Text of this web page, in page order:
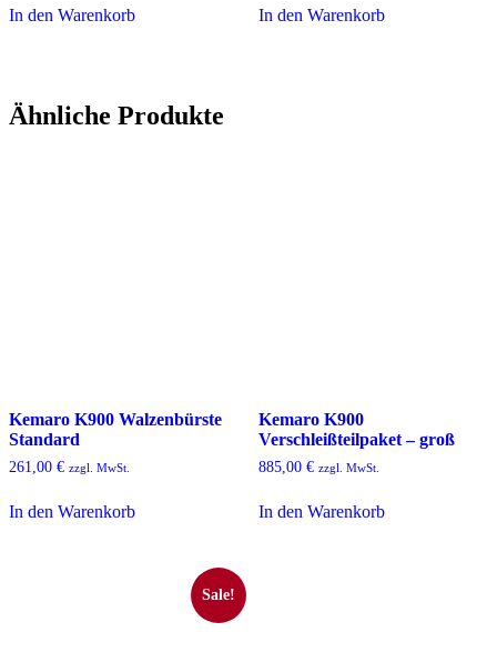
In den Warenkorb In den Warenkorb
Ähnliche Produkte
Kemaro K900 Walzenbürste
Standard
261,00 € zzgl. MwSt.
In den Warenkorb
Kemaro K900
Verschleißteilpaket – groß
885,00 € zzgl. MwSt.
In den Warenkorb
Sale!